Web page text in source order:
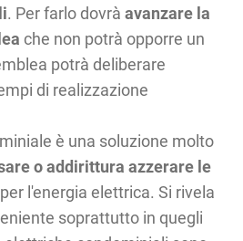
. Per farlo dovràavanzare la
che non potrà opporre un
potrà deliberare
di realizzazione
è una soluzione molto
o addirittura azzerare le
per l'energia elettrica. Si rivela
soprattutto in quegli